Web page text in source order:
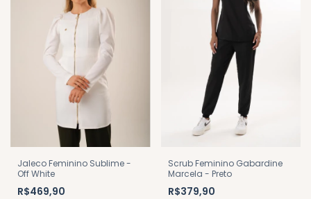
Jaleco Feminino Sublime -
Off White
R$469,90
Scrub Feminino Gabardine
Marcela - Preto
R$379,90